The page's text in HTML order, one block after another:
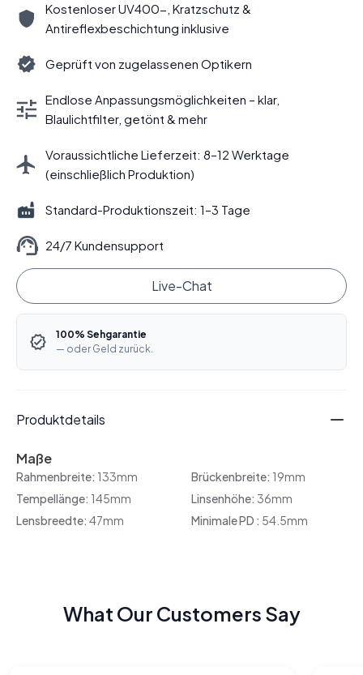
Kostenloser UV400-, Kratzschutz &
Antireflexbeschichtung inklusive
Geprüft von zugelassenen Optikern
Endlose Anpassungsmöglichkeiten – klar,
Blaulichtfilter, getönt & mehr
Voraussichtliche Lieferzeit: 8–12 Werktage
(einschließlich Produktion)
Standard-Produktionszeit: 1–3 Tage
24/7 Kundensupport
Live-Chat
100% Sehgarantie
— oder Geld zurück.
Produktdetails
Maße
Rahmenbreite: 133mm Brückenbreite: 19mm
Tempellänge: 145mm Linsenhöhe: 36mm
Lensbreedte: 47mm Minimale PD : 54.5mm
What Our Customers Say